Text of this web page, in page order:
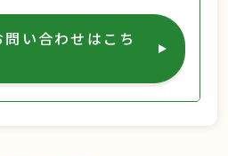
い合わせはこち